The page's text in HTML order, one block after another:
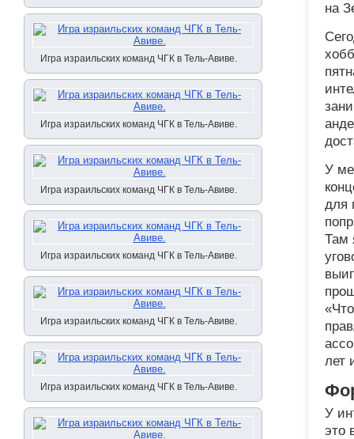
Игра израильских команд ЧГК в Тель-Авиве.
Игра израильских команд ЧГК в Тель-Авиве.
Игра израильских команд ЧГК в Тель-Авиве.
Игра израильских команд ЧГК в Тель-Авиве.
Игра израильских команд ЧГК в Тель-Авиве.
Игра израильских команд ЧГК в Тель-Авиве.
на
У
для
Там
лет
У
это